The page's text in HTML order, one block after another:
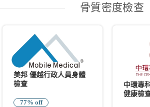
骨質密度檢查
美邦 優越行政人員身體
檢查
77% off
中環專
健康檢